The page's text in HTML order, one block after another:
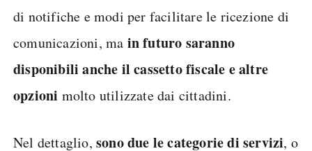
di notifiche e modi per facilitare le ricezione di
comunicazioni, ma in futuro saranno
disponibili anche il cassetto fiscale e altre
opzioni molto utilizzate dai cittadini.
Nel dettaglio, sono due le categorie di servizi, o